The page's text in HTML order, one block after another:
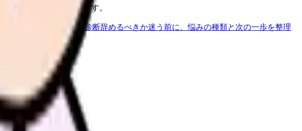
と判断しやすくなります。
職場の悩みを30秒で診断辞めるべきか迷う前に、悩みの種類と次の一歩を整理
。